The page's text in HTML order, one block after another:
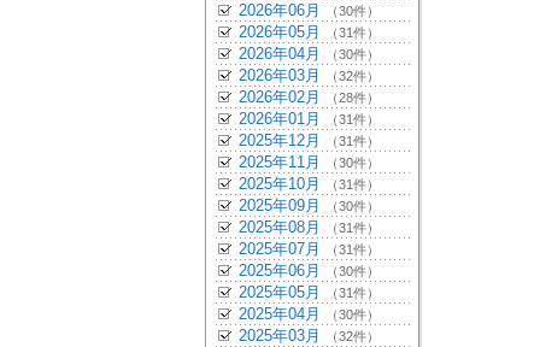
2026年06月 （30件）
2026年05月 （31件）
2026年04月 （30件）
2026年03月 （32件）
2026年02月 （28件）
2026年01月 （31件）
2025年12月 （31件）
2025年11月 （30件）
2025年10月 （31件）
2025年09月 （30件）
2025年08月 （31件）
2025年07月 （31件）
2025年06月 （30件）
2025年05月 （31件）
2025年04月 （30件）
2025年03月 （32件）